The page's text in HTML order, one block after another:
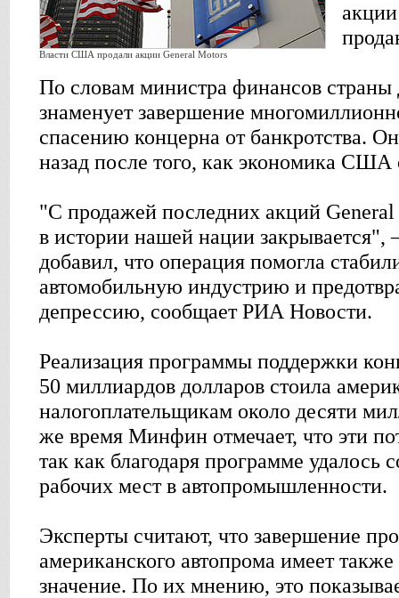
Власти США продали акции General Motors
По словам министра финансов
знаменует завершение
спасению концерна от банкротства.
назад после того, как экономика США
"С продажей последних акций General
в истории нашей нации
добавил, что операция помогла
автомобильную индустрию и
депрессию, сообщает РИА Новости.
Реализация программы поддержки
50 миллиардов долларов стоила
налогоплательщикам около десяти
же время Минфин отмечает, что эти
так как благодаря программе удалось
рабочих мест в автопромышленности.
Эксперты считают, что завершение
американского автопрома имеет
значение. По их мнению, это